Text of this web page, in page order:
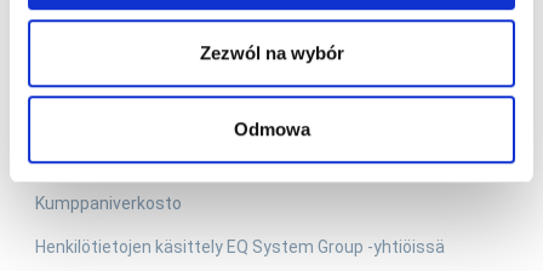
Zezwól na wybór
Odmowa
Tietoa meistä
Meidän historiamme
Kumppaniverkosto
Henkilötietojen käsittely EQ System Group -yhtiöissä